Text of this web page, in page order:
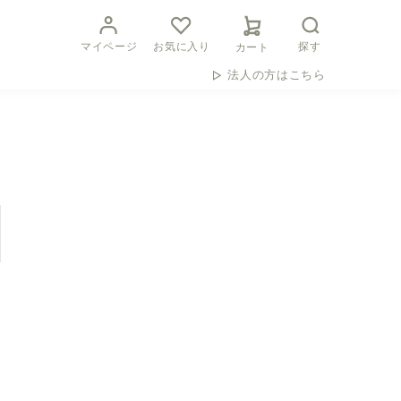
マイページ お気に入り カート 探す
法人の方はこちら